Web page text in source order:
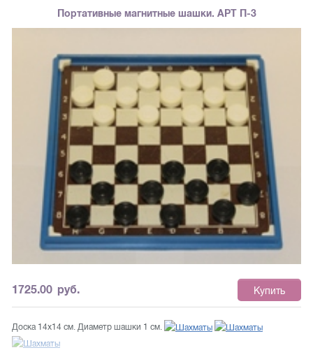
Портативные магнитные шашки. АРТ П-3
1725.00 руб. Купить
Доска 14х14 см. Диаметр шашки 1 см.